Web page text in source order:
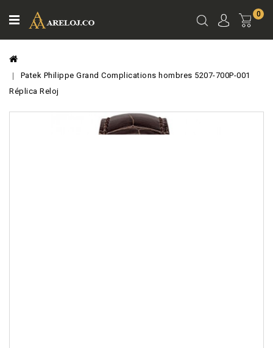
0
Patek Philippe Grand Complications hombres 5207-700P-001
Réplica Reloj